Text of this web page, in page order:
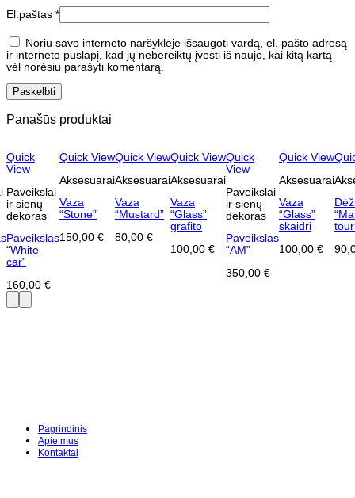
El.paštas *
Noriu savo interneto naršyklėje išsaugoti vardą, el. pašto adresą
ir interneto puslapį, kad jų nebereiktų įvesti iš naujo, kai kitą kartą
vėl norėsiu parašyti komentarą.
Panašūs produktai
Quick
View
Paveikslai
ir sienų
dekoras
Paveikslas
“White
car”
160,00 €
Quick View
Aksesuarai
Vaza
“Stone”
150,00 €
Quick View
Aksesuarai
Vaza
“Mustard”
80,00 €
Quick View
Aksesuarai
Vaza
“Glass”
grafito
100,00€
Quick
View
Paveikslai
ir sienų
dekoras
Paveikslas
“AM”
350,00 €
Quick View
Aksesuarai
Vaza
“Glass”
skaidri
100,00 €
Pagrindinis
Apie mus
Kontaktai